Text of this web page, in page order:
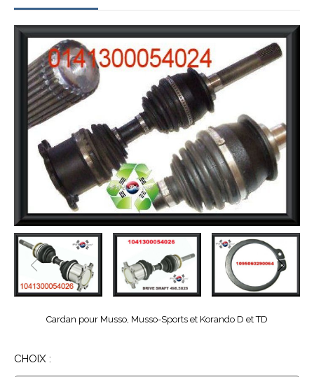
Cardan pour Musso, Musso-Sports et Korando D et TD
CHOIX :